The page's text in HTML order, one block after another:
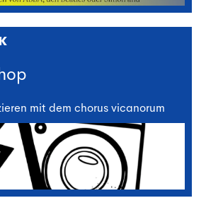
mit dem chorus vicanorum